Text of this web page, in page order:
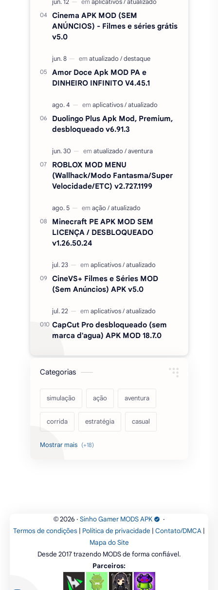
Cinema APK MOD (SEM
ANÚNCIOS) - Filmes e séries grátis
v5.0
Amor Doce Apk MOD PA e
DINHEIRO INFINITO V4.45.1
Duolingo Plus Apk Mod, Premium,
desbloqueado v6.91.3
ROBLOX MOD MENU
(Wallhack/Modo Fantasma/Super
Velocidade/ETC) v2.727.1199
Minecraft PE APK MOD SEM
LICENÇA / DESBLOQUEADO
v1.26.50.24
CineVS+ Filmes e Séries MOD
(Sem Anúncios) APK v5.0
CapCut Pro desbloqueado (sem
marca d'agua) APK MOD 18.7.0
Categorias
simulação ação aventura
corrida estratégia casual
acarde esportes
luta educação
desenho
artes
© 2026 ‧ Sinho Gamer MODS APK
‧
Termos de condições | Política de privacidade | Contato/DMCA |
Mapa do Site
Desde 2017 trazendo MODS de forma confiável.
Parceiros: